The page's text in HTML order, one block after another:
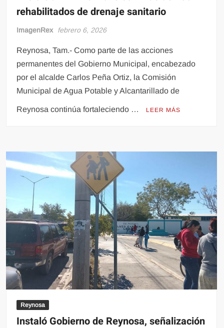
rehabilitados de drenaje sanitario
ImagenRex febrero 6, 2026
Reynosa, Tam.- Como parte de las acciones
permanentes del Gobierno Municipal, encabezado
por el alcalde Carlos Peña Ortiz, la Comisión
Municipal de Agua Potable y Alcantarillado de
Reynosa continúa fortaleciendo … LEER MÁS
Reynosa
Instaló Gobierno de Reynosa, señalización